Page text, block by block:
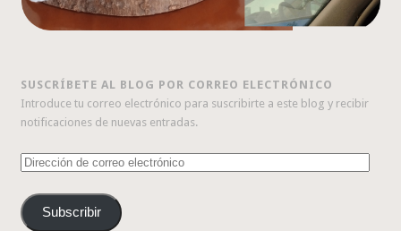
SUSCRÍBETE AL BLOG POR CORREO ELECTRÓNICO
Introduce tu correo electrónico para suscribirte a este blog y recibir
notificaciones de nuevas entradas.
Dirección
correo
electrónico
Subscribir